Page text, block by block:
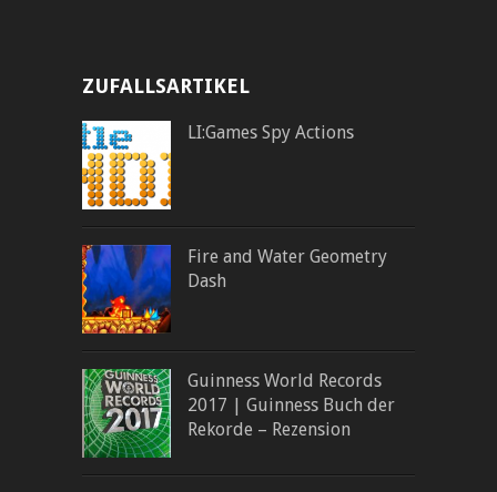
ZUFALLSARTIKEL
LI:Games Spy Actions
Fire and Water Geometry
Dash
Guinness World Records
2017 | Guinness Buch der
Rekorde – Rezension